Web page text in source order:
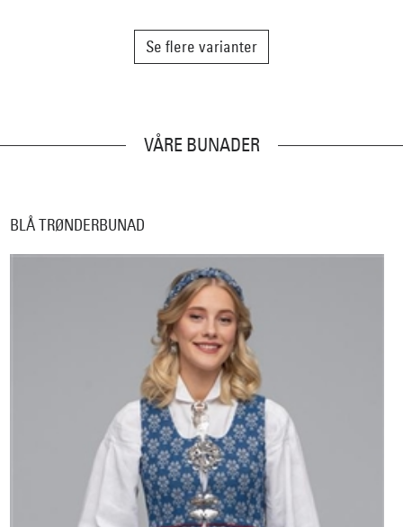
Se flere varianter
VÅRE BUNADER
BLÅ TRØNDERBUNAD